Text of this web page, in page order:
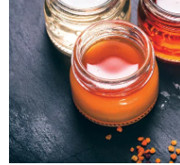
მისგან ეს ტოქსიკური
ისებ ასე ვარ
არვიცი ბოდიში ცოყა